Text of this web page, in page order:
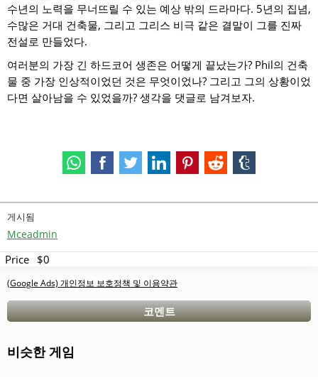
수년의 노력을 무너뜨릴 수 있는 예상 밖의 드라마다. 5년의 집념,
수많은 거대 건축물, 그리고 그리스 비극 같은 결말이 그를 진짜
전설로 만들었다.
여러분의 가장 긴 하드코어 생존은 어떻게 끝났는가? Phil의 건축
물 중 가장 인상적이었던 것은 무엇이었나? 그리고 그의 상황이었
다면 살아남을 수 있었을까? 생각을 댓글로 남겨보자.
게시됨
Mceadmin
Price $0
(Google Ads) 개인정보 보호정책 및 이용약관
코멘트
비슷한 게임